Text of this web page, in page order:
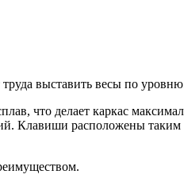
выставить весы по
что делает каркас
Клавиши расположены таким